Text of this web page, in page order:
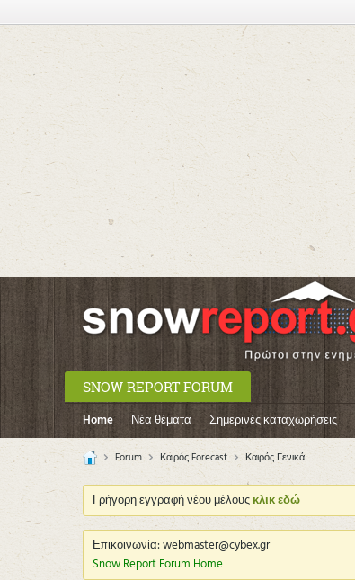
SNOW REPORT FORUM
Home Νέα θέματα Σημερινές καταχωρήσεις
Forum Καιρός Forecast Καιρός Γενικά
Γρήγορη εγγραφή νέου μέλουςκλικ εδώ
Επικοινωνία: webmaster@cybex.gr
Snow Report Forum Home